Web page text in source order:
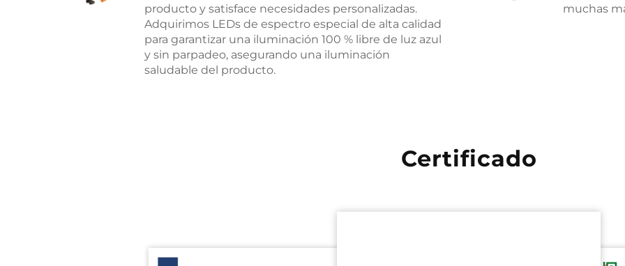
producto y satisface necesidades personalizadas.
Adquirimos LEDs de espectro especial de alta calidad
para garantizar una iluminación 100 % libre de luz azul
y sin parpadeo, asegurando una iluminación
saludable del producto.
muchas
Certificado